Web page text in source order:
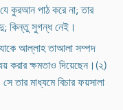
কুরআন পাঠ করে না; তার
কিন্তু সুগন্ধ নেই।
যাকে আল্লাহ তাআলা সম্পদ
করার ক্ষমতাও দিয়েছেন।(২)
তার মাধ্যমে বিচার ফয়সালা